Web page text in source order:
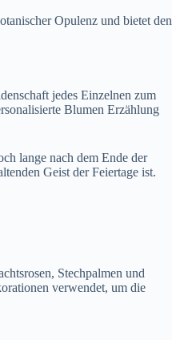
Opulenz und bietet den
jedes Einzelnen zum
Blumen Erzählung
lange nach dem Ende der
Geist der Feiertage ist.
Stechpalmen und
verwendet, um die